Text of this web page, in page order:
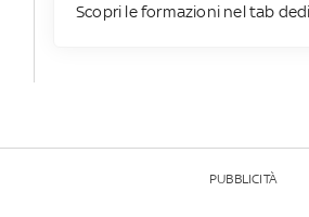
Scopri le formazioni nel tab
PUBBLICITÀ